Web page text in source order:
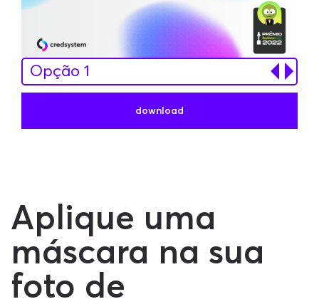
Opção 1
Opção 2
download
Aplique uma
máscara na sua
foto de